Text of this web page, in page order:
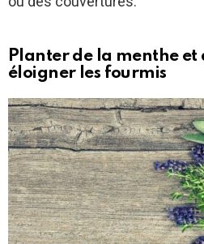
Planter de la menthe
éloigner les fourmis